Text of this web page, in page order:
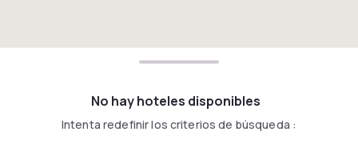
No hay hoteles disponibles
Intenta redefinir los criterios de búsqueda :